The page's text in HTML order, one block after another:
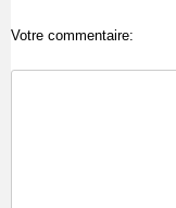
Votre commentaire: